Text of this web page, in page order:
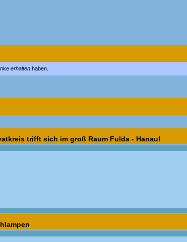
erhalten haben.
trifft sich im groß Raum Fulda - Hanau!